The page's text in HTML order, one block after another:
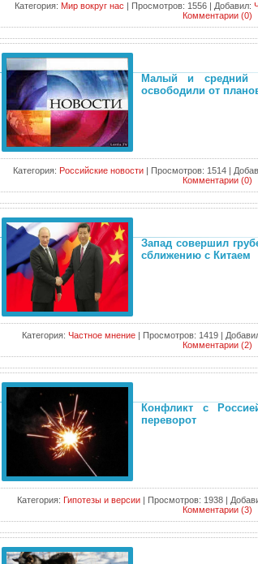
Категория: Мир вокруг нас | Просмотров: 1556 | Добавил:
Комментарии (0)
Малый и средний
освободили от
Категория: Российские новости | Просмотров: 1514 |
Комментарии (0)
Запад совершил
сближению с Китаем
Категория: Частное мнение| Просмотров: 1419 |
Комментарии (2)
Конфликт с
переворот
Категория: Гипотезы и версии| Просмотров: 1938 |
Комментарии (3)